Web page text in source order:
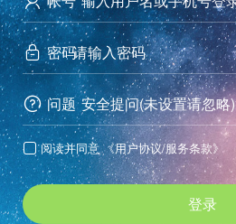
 密码
 问题 安全提问(未设置请忽略)
 阅读并同意 《用户协议/服务条款》
登录